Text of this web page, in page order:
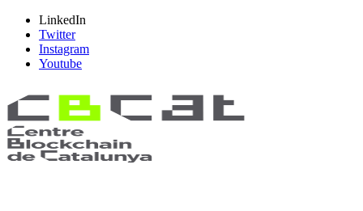
LinkedIn
Twitter
Instagram
Youtube